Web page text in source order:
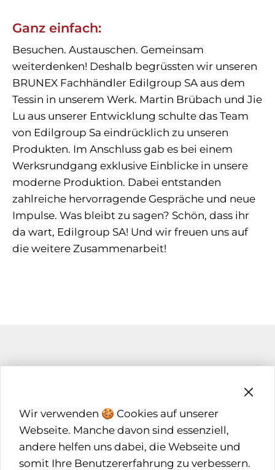
Wir verwenden 🍪 Cookies auf unserer
Webseite. Manche davon sind essenziell,
andere helfen uns dabei, die Webseite und
somit Ihre Benutzererfahrung zu verbessern.
Ganz einfach:
Besuchen. Austauschen. Gemeinsam
weiterdenken! Deshalb begrüssten wir unseren
BRUNEX Fachhändler Edilgroup SA aus dem
Tessin in unserem Werk. Martin Brübach und Jie
Lu aus unserer Entwicklung schulte das Team
von Edilgroup Sa eindrücklich zu unseren
Produkten. Im Anschluss gab es bei einem
Werksrundgang exklusive Einblicke in unsere
moderne Produktion. Dabei entstanden
zahlreiche hervorragende Gespräche und neue
Impulse. Was bleibt zu sagen? Schön, dass ihr
da wart, Edilgroup SA! Und wir freuen uns auf
die weitere Zusammenarbeit!
FACHHANDEL
ARCHITEKTEN & PLANER
BRUNEX PARTNER